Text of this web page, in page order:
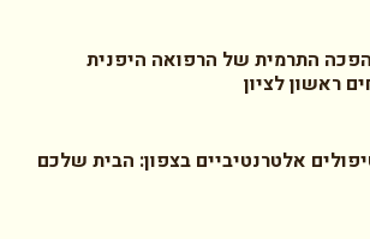
התרמית של הרפואה היפנית
ראשון לציון
אלטרנטיביים בצפון: הבית שלכם